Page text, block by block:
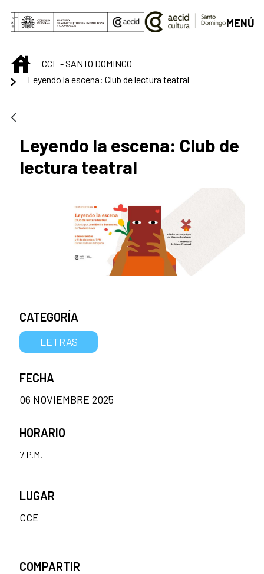
Saltar al contenido principal
MENÚ
INICIOCCE - SANTO DOMINGO
Leyendo la escena: Club de lectura teatral
Leyendo la escena: Club de
lectura teatral
CATEGORÍA
LETRAS
FECHA
06 NOVIEMBRE 2025
HORARIO
7 P.M.
LUGAR
CCE
COMPARTIR